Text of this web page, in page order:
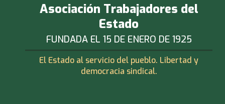
Asociación Trabajadores del
Estado
FUNDADA EL 15 DE ENERO DE 1925
El Estado al servicio del pueblo. Libertad y
democracia sindical.